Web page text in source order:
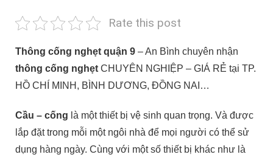
Rate this post
Thông cống nghẹt quận 9 – An Bình chuyên nhận
thông cống nghẹt CHUYÊN NGHIỆP – GIÁ RẺ tại TP.
HỒ CHÍ MINH, BÌNH DƯƠNG, ĐỒNG NAI…
Cầu – cống là một thiết bị vệ sinh quan trọng. Và được
lắp đặt trong mỗi một ngôi nhà để mọi người có thể sử
dụng hàng ngày. Cùng với một số thiết bị khác như là